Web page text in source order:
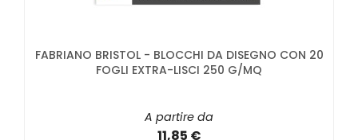
FABRIANO BRISTOL - BLOCCHI DA DISEGNO CON 20
FOGLI EXTRA-LISCI 250 G/MQ
A partire da
11,85 €